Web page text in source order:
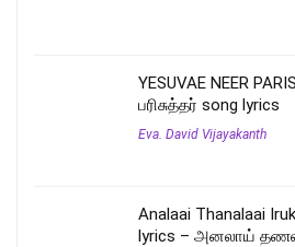
YESUVAE NEER
பரிசுத்தர் song lyrics
Eva. David Vijayakanth
Analaai Thanalaai
lyrics – அனலாய்